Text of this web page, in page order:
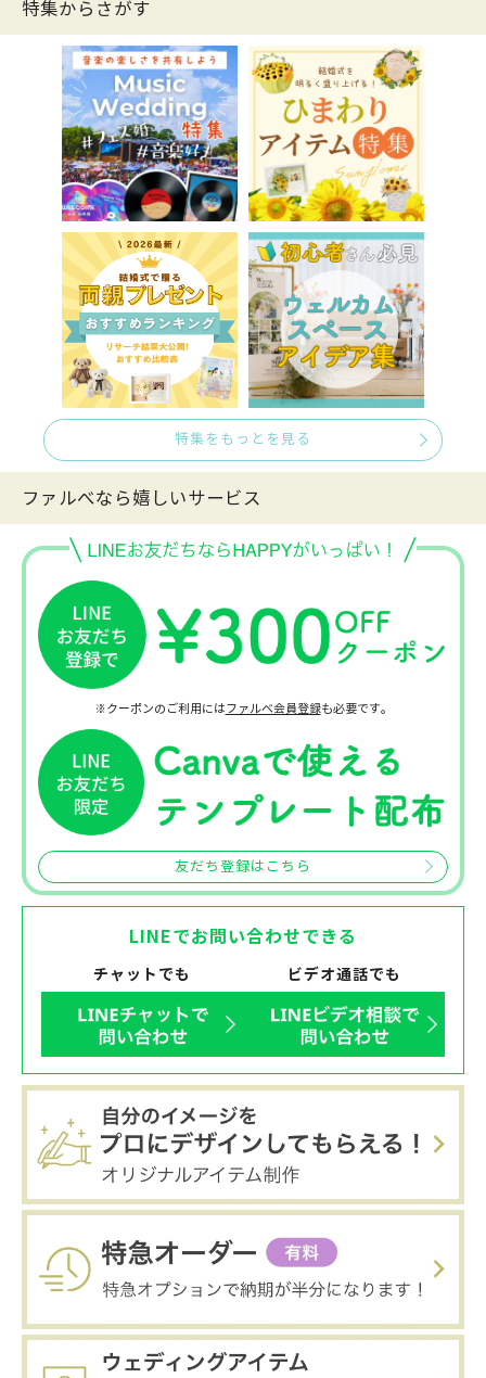
特集からさがす
特集をもっとを見る
ファルべなら嬉しいサービス
※クーポンのご利用にはファルベ会員登録も必要です。
友だち登録はこちら
LINEでお問い合わせできる
チャットでも ビデオ通話でも